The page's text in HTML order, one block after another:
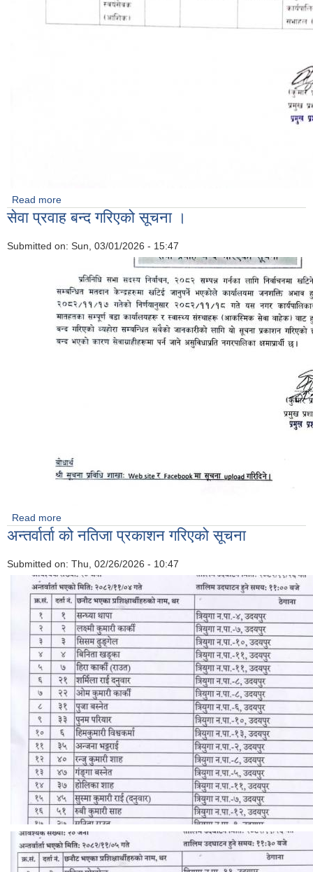
Read more
मिति तोकिएको सूचना ।
सेवा प्रवाह बन्द गरिएको सूचना ।
Submitted on: Sun, 03/01/2026 - 15:47
Read more
अन्तर्वार्ता को नतिजा प्रकाशन गरिएको सूचना
Submitted on: Thu, 02/26/2026 - 10:47